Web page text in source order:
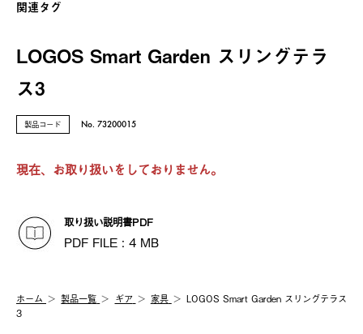
関連タグ
LOGOS Smart Garden スリングテラ
ス3
製品コード No. 73200015
現在、お取り扱いをしておりません。
取り扱い説明書PDF
PDF FILE : 4 MB
ホーム 製品⼀覧 ギア 家具
LOGOS Smart Garden スリングテラス
3